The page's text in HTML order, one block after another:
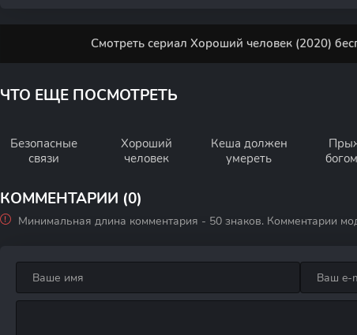
Смотреть сериал Хороший человек (2020)
ЧТО ЕЩЕ ПОСМОТРЕТЬ
Безопасные
связи
Хороший
человек
Кеша должен
умереть
КОММЕНТАРИИ (0)
Минимальная длина комментария - 50 знаков. Комментарии